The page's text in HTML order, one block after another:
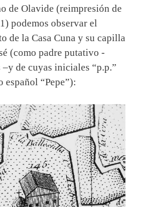
de Olavide (reimpresión de
podemos observar el
de la Casa Cuna y su capilla
(como padre putativo -
de cuyas iniciales “p.p.”
“Pepe”):